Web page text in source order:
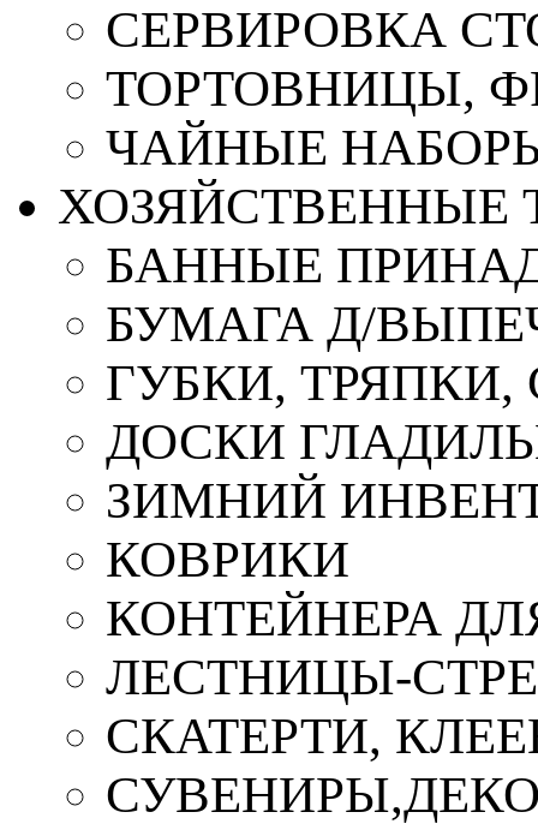
СЕРВИРОВКА
ТОРТОВНИЦЫ,
ЧАЙНЫЕ
ХОЗЯЙСТВЕННЫЕ
БАННЫЕ
БУМАГА Д/
ГУБКИ,
ДОСКИ
ЗИМНИЙ
КОВРИКИ
КОНТЕЙНЕРА
ЛЕСТНИЦЫ-
СКАТЕРТИ,